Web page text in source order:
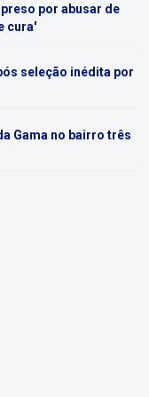
preso por abusar de
cura'
seleção inédita por
Gama no bairro três